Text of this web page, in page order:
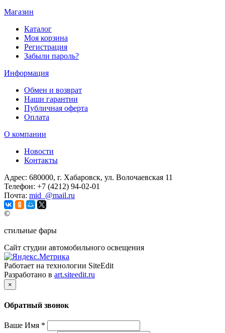
Магазин
Каталог
Моя корзина
Регистрация
Забыли пароль?
Информация
Обмен и возврат
Наши гарантии
Публичная оферта
Оплата
О компании
Новости
Контакты
Адрес: 680000, г. Хабаровск, ул. Волочаевская 11
Телефон: +7 (4212) 94-02-01
Почта: mid_@mail.ru
©
стильные фары
Сайт студии автомобильного освещения
Работает на технологии SiteEdit
Разработано в art.siteedit.ru
×
Обратный звонок
Ваше Имя *